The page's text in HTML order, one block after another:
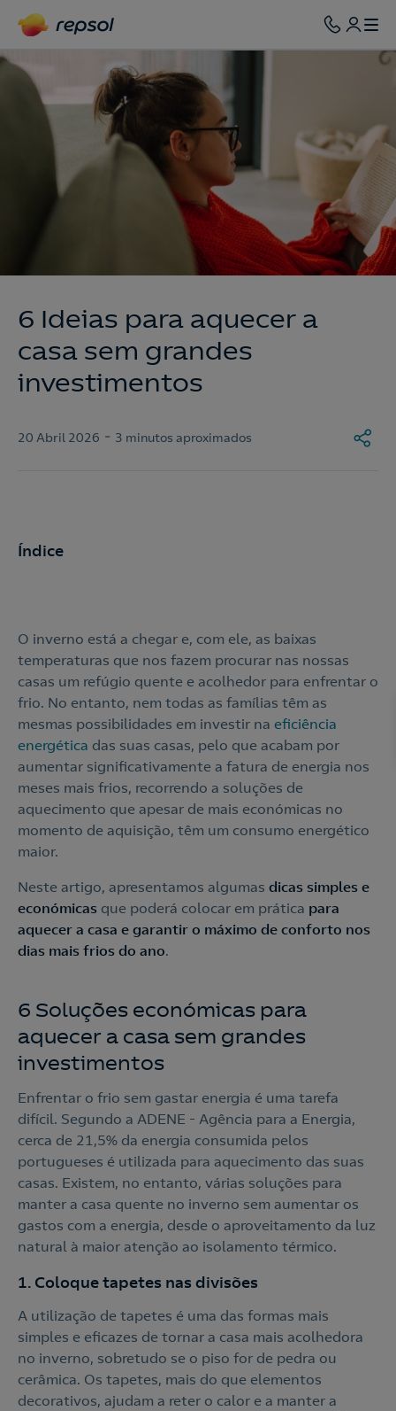
6 Ideias para aquecer a
casa sem grandes
investimentos
20 Abril 2026 - 3 minutos aproximados
O inverno está a chegar e, com ele, as baixas
temperaturas que nos fazem procurar nas nossas
casas um refúgio quente e acolhedor para enfrentar o
frio. No entanto, nem todas as famílias têm as
mesmas possibilidades em investir na eficiência
energética das suas casas, pelo que acabam por
aumentar significativamente a fatura de energia nos
meses mais frios, recorrendo a soluções de
aquecimento que apesar de mais económicas no
momento de aquisição, têm um consumo energético
maior.
Neste artigo, apresentamos algumas dicas simples e
económicas que poderá colocar em prática para
aquecer a casa e garantir o máximo de conforto nos
dias mais frios do ano.
6 Soluções económicas para
aquecer a casa sem grandes
investimentos
Enfrentar o frio sem gastar energia é uma tarefa
difícil. Segundo a ADENE - Agência para a Energia,
cerca de 21,5% da energia consumida pelos
portugueses é utilizada para aquecimento das suas
casas. Existem, no entanto, várias soluções para
manter a casa quente no inverno sem aumentar os
gastos com a energia, desde o aproveitamento da luz
natural à maior atenção ao isolamento térmico.
1. Coloque tapetes nas divisões
A utilização de tapetes é uma das formas mais
simples e eficazes de tornar a casa mais acolhedora
no inverno, sobretudo se o piso for de pedra ou
cerâmica. Os tapetes, mais do que elementos
decorativos, ajudam a reter o calor e a manter a
Índice